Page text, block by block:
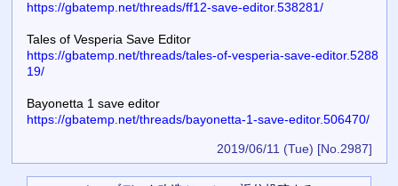
https://gbatemp.net/threads/ff12-save-editor.538281/
Tales of Vesperia Save Editor
https://gbatemp.net/threads/tales-of-vesperia-save-editor.5288
19/
Bayonetta 1 save editor
https://gbatemp.net/threads/bayonetta-1-save-editor.506470/
2019/06/11 (Tue) [No.2987]